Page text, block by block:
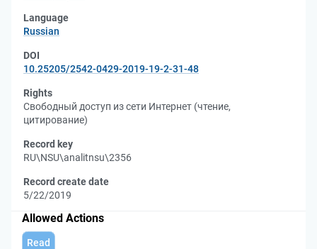
Language
Russian
DOI
10.25205/2542-0429-2019-19-2-31-48
Rights
Свободный доступ из сети Интернет (чтение,
цитирование)
Record key
RU\NSU\analitnsu\2356
Record create date
5/22/2019
Allowed Actions
Read